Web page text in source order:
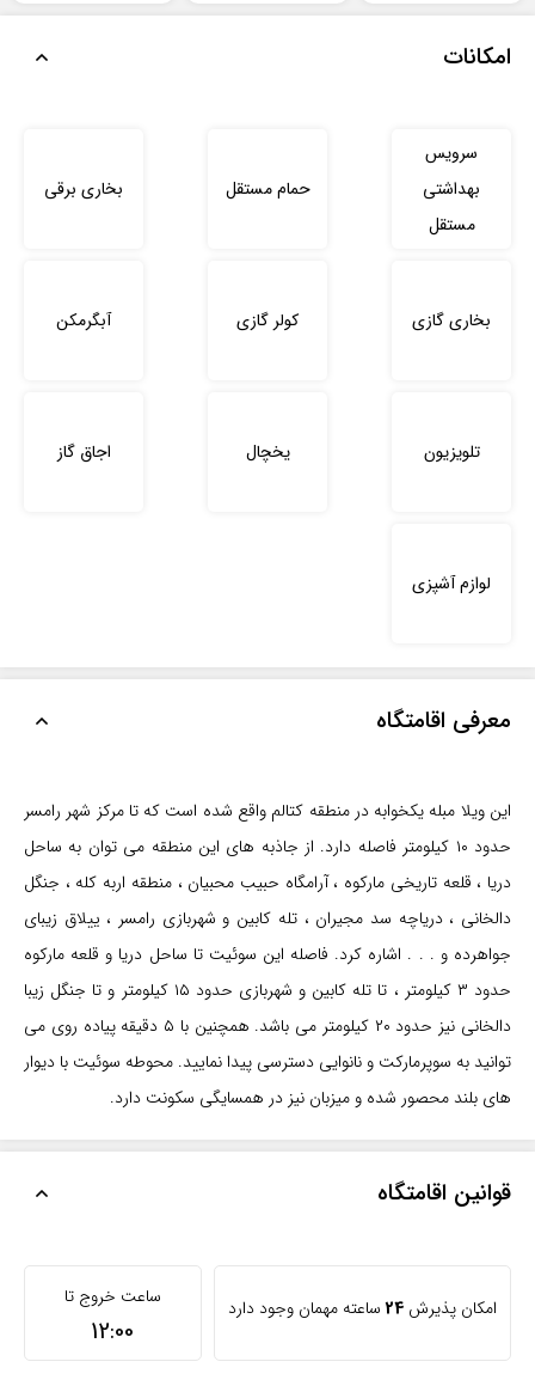
امکانات
سرویس
بهداشتی
مستقل
حمام مستقل بخاری برقی
بخاری گازی کولر گازی آبگرمکن
تلویزیون یخچال اجاق گاز
لوازم آشپزی
معرفی اقامتگاه
این ویلا مبله یکخوابه در منطقه کتالم واقع شده است که تا مرکز شهر رامسر
حدود ۱۰ کیلومتر فاصله دارد. از جاذبه های این منطقه می توان به ساحل
دریا ، قلعه تاریخی مارکوه ، آرامگاه حبیب محبیان ، منطقه اربه کله ، جنگل
دالخانی ، دریاچه سد مجیران ، تله کابین و شهربازی رامسر ، ییلاق زیبای
جواهرده و . . . اشاره کرد. فاصله این سوئیت تا ساحل دریا و قلعه مارکوه
حدود ۳ کیلومتر ، تا تله کابین و شهربازی حدود ۱۵ کیلومتر و تا جنگل زیبا
دالخانی نیز حدود ۲۰ کیلومتر می باشد. همچنین با ۵ دقیقه پیاده روی می
توانید به سوپرمارکت و نانوایی دسترسی پیدا نمایید. محوطه سوئیت با دیوار
های بلند محصور شده و میزبان نیز در همسایگی سکونت دارد.
قوانین اقامتگاه
امکان پذیرش24ساعته مهمان وجود دارد ساعت خروج تا
12:00